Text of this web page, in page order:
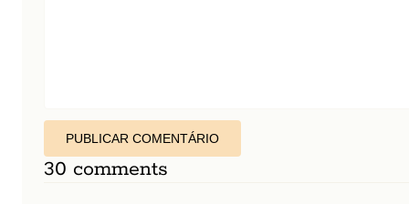
PUBLICAR COMENTÁRIO
30 comments